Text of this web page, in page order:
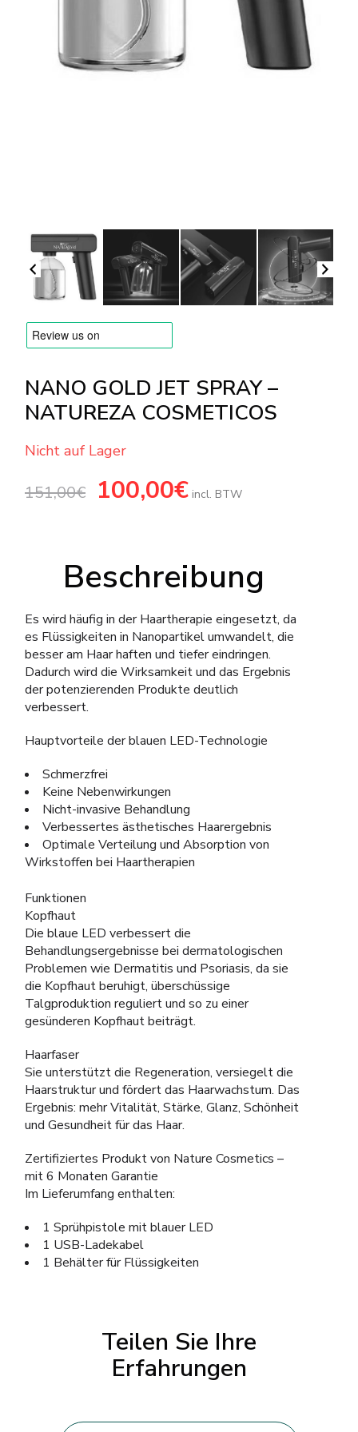
Versandarten & Zahlungsarten
NANO GOLD JET SPRAY –
NATUREZA COSMETICOS
Nicht auf Lager
151,00€
Ursprünglicher
Preis
100,00€Aktueller
Preis
incl. BTW
Beschreibung
Es wird häufig in der Haartherapie eingesetzt, da
es Flüssigkeiten in Nanopartikel umwandelt, die
besser am Haar haften und tiefer eindringen.
Dadurch wird die Wirksamkeit und das Ergebnis
der potenzierenden Produkte deutlich
verbessert.
Hauptvorteile der blauen LED-Technologie
Schmerzfrei
Keine Nebenwirkungen
Nicht-invasive Behandlung
Verbessertes ästhetisches Haarergebnis
Optimale Verteilung und Absorption von
Wirkstoffen bei Haartherapien
Funktionen
Kopfhaut
Die blaue LED verbessert die
Behandlungsergebnisse bei dermatologischen
Problemen wie Dermatitis und Psoriasis, da sie
die Kopfhaut beruhigt, überschüssige
Talgproduktion reguliert und so zu einer
gesünderen Kopfhaut beiträgt.
Haarfaser
Sie unterstützt die Regeneration, versiegelt die
Haarstruktur und fördert das Haarwachstum. Das
Ergebnis: mehr Vitalität, Stärke, Glanz, Schönheit
und Gesundheit für das Haar.
Zertifiziertes Produkt von Nature Cosmetics –
mit 6 Monaten Garantie
Im Lieferumfang enthalten:
1 Sprühpistole mit blauer LED
1 USB-Ladekabel
1 Behälter für Flüssigkeiten
Teilen Sie Ihre
Erfahrungen